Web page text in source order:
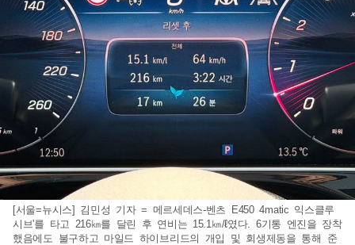
[서울=뉴시스] 김민성 기자 = 메르세데스-벤츠 E450 4matic 익스클루
시브'를 타고 216㎞를 달린 후 연비는 15.1㎞/ℓ였다. 6기통 엔진을 장착
했음에도 불구하고 마일드 하이브리드의 개입 및 회생제동을 통해 준